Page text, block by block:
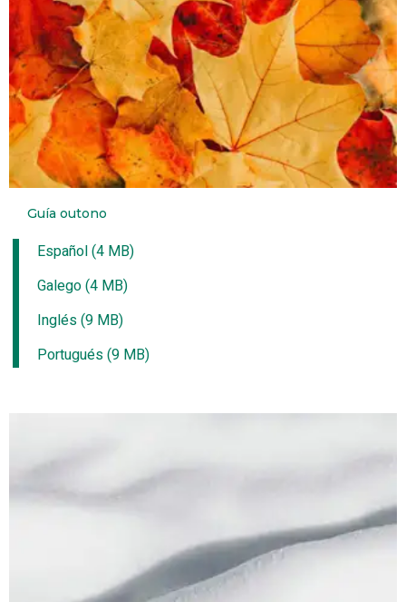
Guía outono
Español (4 MB)
Galego (4 MB)
Inglés (9 MB)
Portugués (9 MB)